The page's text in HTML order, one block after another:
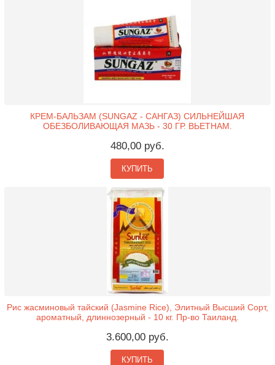
КРЕМ-БАЛЬЗАМ (SUNGAZ - САНГАЗ) СИЛЬНЕЙШАЯ
ОБЕЗБОЛИВАЮЩАЯ МАЗЬ - 30 ГР. ВЬЕТНАМ.
480,00 руб.
КУПИТЬ
Рис жасминовый тайский (Jasmine Rice), Элитный Высший Сорт,
ароматный, длиннозерный - 10 кг. Пр-во Таиланд.
3.600,00 руб.
КУПИТЬ